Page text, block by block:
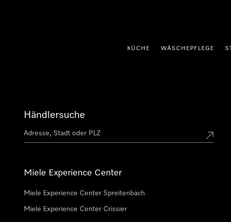
KÜCHE WÄSCHEPFLEGE
Händlersuche
Miele Experience Center
Miele Experience Center Spreitenbach
Miele Experience Center Crissier